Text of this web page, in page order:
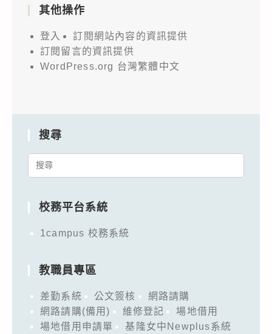
其他操作
登入
訂閱網站內容的資訊提供
訂閱留言的資訊提供
WordPress.org 台灣繁體中文
搜尋
Search
校務平台系統
1campus 校務系統
教職員專區
差勤系統 公文簽核
網路請購
網路請購(備用)
維修登記
場地借用
場地借用申請單
基隆女中Newplus系統